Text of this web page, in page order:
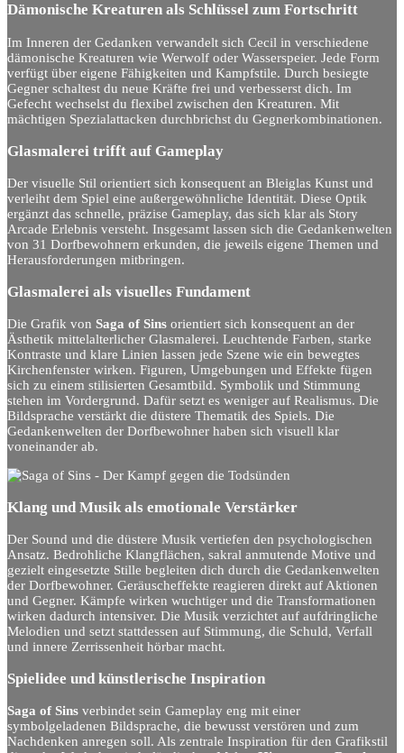
Dämonische Kreaturen als Schlüssel zum Fortschritt
Im Inneren der Gedanken verwandelt sich Cecil in verschiedene
dämonische Kreaturen wie Werwolf oder Wasserspeier. Jede Form
verfügt über eigene Fähigkeiten und Kampfstile. Durch besiegte
Gegner schaltest du neue Kräfte frei und verbesserst dich. Im
Gefecht wechselst du flexibel zwischen den Kreaturen. Mit
mächtigen Spezialattacken durchbrichst du Gegnerkombinationen.
Glasmalerei trifft auf Gameplay
Der visuelle Stil orientiert sich konsequent an Bleiglas Kunst und
verleiht dem Spiel eine außergewöhnliche Identität. Diese Optik
ergänzt das schnelle, präzise Gameplay, das sich klar als Story
Arcade Erlebnis versteht. Insgesamt lassen sich die Gedankenwelten
von 31 Dorfbewohnern erkunden, die jeweils eigene Themen und
Herausforderungen mitbringen.
Glasmalerei als visuelles Fundament
Die Grafik von Saga of Sins orientiert sich konsequent an der
Ästhetik mittelalterlicher Glasmalerei. Leuchtende Farben, starke
Kontraste und klare Linien lassen jede Szene wie ein bewegtes
Kirchenfenster wirken. Figuren, Umgebungen und Effekte fügen
sich zu einem stilisierten Gesamtbild. Symbolik und Stimmung
stehen im Vordergrund. Dafür setzt es weniger auf Realismus. Die
Bildsprache verstärkt die düstere Thematik des Spiels. Die
Gedankenwelten der Dorfbewohner haben sich visuell klar
voneinander ab.
Klang und Musik als emotionale Verstärker
Der Sound und die düstere Musik vertiefen den psychologischen
Ansatz. Bedrohliche Klangflächen, sakral anmutende Motive und
gezielt eingesetzte Stille begleiten dich durch die Gedankenwelten
der Dorfbewohner. Geräuscheffekte reagieren direkt auf Aktionen
und Gegner. Kämpfe wirken wuchtiger und die Transformationen
wirken dadurch intensiver. Die Musik verzichtet auf aufdringliche
Melodien und setzt stattdessen auf Stimmung, die Schuld, Verfall
und innere Zerrissenheit hörbar macht.
Spielidee und künstlerische Inspiration
Saga of Sins verbindet sein Gameplay eng mit einer
symbolgeladenen Bildsprache, die bewusst verstören und zum
Nachdenken anregen soll. Als zentrale Inspiration für den Grafikstil